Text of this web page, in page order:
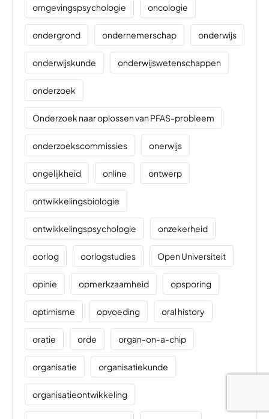
omgevingspsychologie oncologie
ondergrond ondernemerschap onderwijs
onderwijskunde onderwijswetenschappen
onderzoek
Onderzoek naar oplossen van PFAS-probleem
onderzoekscommissies onerwijs
ongelijkheid online ontwerp
ontwikkelingsbiologie
ontwikkelingspsychologie onzekerheid
oorlog oorlogstudies Open Universiteit
opinie opmerkzaamheid opsporing
optimisme opvoeding oral history
oratie orde organ-on-a-chip
organisatie organisatiekunde
organisatieontwikkeling